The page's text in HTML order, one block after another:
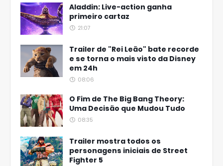
Aladdin: Live-action ganha
primeiro cartaz
21:07
Trailer de "Rei Leão" bate recorde
e se torna o mais visto da Disney
em 24h
08:06
O Fim de The Big Bang Theory:
Uma Decisão que Mudou Tudo
08:35
Trailer mostra todos os
personagens iniciais de Street
Fighter 5